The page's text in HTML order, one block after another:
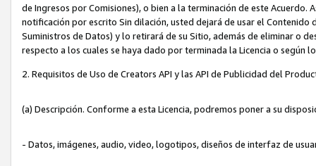
de Ingresos por Comisiones), o bien a la terminación de este
notificación por escrito Sin dilación, usted dejará de usar el
Suministros de Datos) y lo retirará de su Sitio, además de eliminar o
respecto a los cuales se haya dado por terminada la Licencia o según
2. Requisitos de Uso de Creators API y las API de Publicidad del
(a) Descripción. Conforme a esta Licencia, podremos poner a su
- Datos, imágenes, audio, video, logotipos, diseños de interfaz de